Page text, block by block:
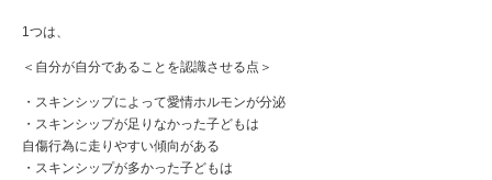
1つは、
＜自分が自分であることを認識させる点＞
・スキンシップによって愛情ホルモンが分泌
・スキンシップが足りなかった子どもは
自傷行為に走りやすい傾向がある
・スキンシップが多かった子どもは